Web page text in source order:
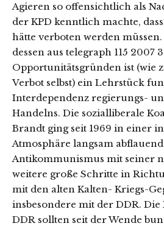
Agieren so offensichtlich als
der KPD kenntlich machte,
hätte verboten werden
dessen aus telegraph 115 2007
Opportunitätsgründen ist (wie
Verbot selbst) ein Lehrstück
Interdependenz regierungs-
Handelns. Die sozialliberale
Brandt ging seit 1969 in einer
Atmosphäre langsam
Antikommunismus mit seiner
weitere große Schritte in
mit den alten Kalten- Kriegs-
insbesondere mit der DDR.
DDR sollten seit der Wende